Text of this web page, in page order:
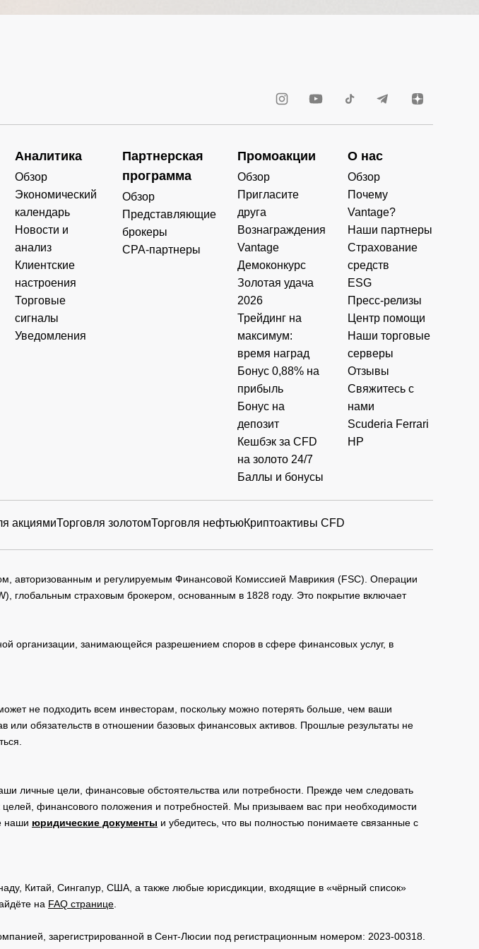
Аналитика
Обзор
Экономический
календарь
Новости и
анализ
Клиентские
настроения
Торговые
сигналы
Уведомления
Партнерская
программа
Обзор
Представляющие
брокеры
CPA-партнеры
Промоакции
Обзор
Пригласите
друга
Вознаграждения
Vantage
Демоконкурс
Золотая удача
2026
Трейдинг на
максимум:
время наград
Бонус 0,88% на
прибыль
Бонус на
депозит
Кешбэк за CFD
на золото 24/7
Баллы и бонусы
О нас
Обзор
Почему
Vantage?
Наши партнеры
Страхование
средств
ESG
Пресс-релизы
Центр помощи
Наши торговые
серверы
Отзывы
Свяжитесь с
нами
Scuderia Ferrari
HP
акциямиТорговля золотомТорговля нефтьюКриптоактивы CFD
авторизованным и регулируемым Финансовой Комиссией Маврикия (FSC). Операции
глобальным страховым брокером, основанным в 1828 году. Это покрытие включает
организации, занимающейся разрешением споров в сфере финансовых услуг, в
не подходить всем инвесторам, поскольку можно потерять больше, чем ваши
или обязательств в отношении базовых финансовых активов. Прошлые результаты не
личные цели, финансовые обстоятельства или потребности. Прежде чем следовать
финансового положения и потребностей. Мы призываем вас при необходимости
наши юридические документы и убедитесь, что вы полностью понимаете связанные с
Китай, Сингапур, США, а также любые юрисдикции, входящие в «чёрный список»
на FAQ странице
зарегистрированной в Сент-Люсии под регистрационным номером: 2023-00318.